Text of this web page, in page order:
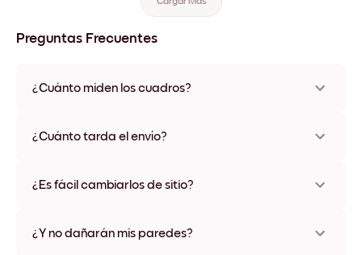
Preguntas Frecuentes
¿Cuánto miden los cuadros?
varios materiales y colores de marco, incluidas opciones sin
¿Cuánto tarda el envío?
disponibles en algunos países. Te enviaremos un número de
¿Es fácil cambiarlos de sitio?
ningún daño
¿Y no dañarán mis paredes?